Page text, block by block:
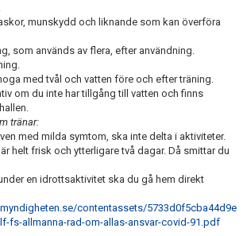
munskydd och liknande som kan överföra
som används av flera, efter användning.
med tvål och vatten före och efter träning.
om du inte har tillgång till vatten och finns
tränar:
med milda symtom, ska inte delta i aktiviteter.
helt frisk och ytterligare två dagar. Då smittar du
en idrottsaktivitet ska du gå hem direkt
contentassets/5733d0f5cba44d9e
fs-allmanna-rad-om-allas-ansvar-covid-91.pdf